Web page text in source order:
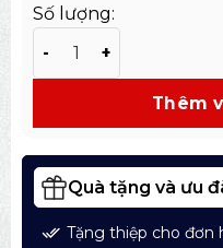
Số lượng:
Thêm
Quà tặng và ưu
Tặng thiệp cho đơn